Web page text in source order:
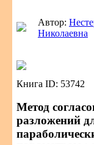
Автор:
Николаевна
Книга ID: 53742
Метод
разложений